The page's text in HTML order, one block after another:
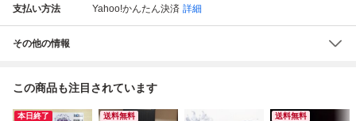
支払い方法 Yahoo!かんたん決済 詳細
その他の情報
この商品も注目されています
本日終了 送料無料 送料無料